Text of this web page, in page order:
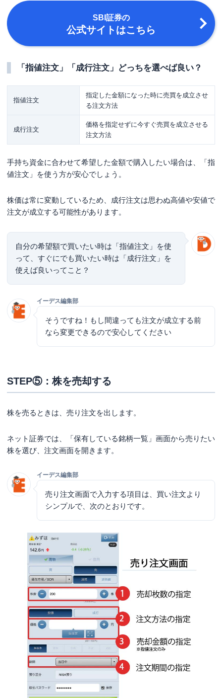
SBI証券の
公式サイトはこちら
「指値注文」「成行注文」どっちを選べば良い？
指値注文
指定した金額になった時に売買を成立させ
る注文方法
成行注文
価格を指定せずに今すぐ売買を成立させる
注文方法
手持ち資金に合わせて希望した金額で購入したい場合は、「指
値注文」を使う方が安心でしょう。
株価は常に変動しているため、成行注文は思わぬ高値や安値で
注文が成立する可能性があります。
自分の希望額で買いたい時は「指値注文」を使
って、すぐにでも買いたい時は「成行注文」を
使えば良いってこと？
イーデス編集部
そうですね！もし間違っても注文が成立する前
なら変更できるので安心してください
STEP⑤：株を売却する
株を売るときは、売り注文を出します。
ネット証券では、「保有している銘柄一覧」画面から売りたい
株を選び、注文画面を開きます。
イーデス編集部
売り注文画面で入力する項目は、買い注文より
シンプルで、次のとおりです。